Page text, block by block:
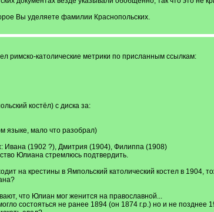
Вы уделяете фамилии Краснопольских.
римско-католические метрики по присланным ссылкам:
костёл) с диска за:
языке, мало что разобрал)
Ивана (1902 ?), Дмитрия (1904), Филиппа (1908)
Юлиана стремлюсь подтвердить.
на крестины в Ямпольский католический костел в 1904,
что Юлиан мог женится на православной...
состояться не ранее 1894 (он 1874 г.р.) но и не позднее